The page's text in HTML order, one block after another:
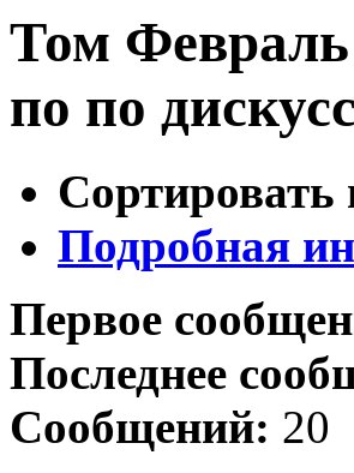
Том
по по
Сортировать
Подробная
Первое
Последнее
Сообщений: 20